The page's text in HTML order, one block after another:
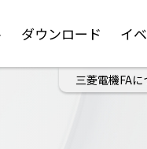
ダウンロード イ
三菱電機FAに